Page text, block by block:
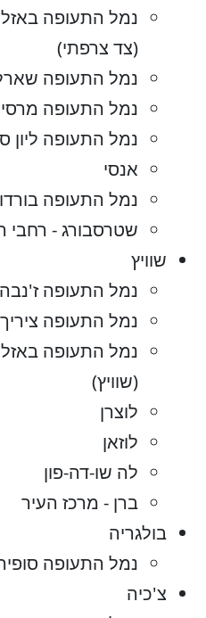
נמל התעופה באזל
(צד צרפתי)
נמל התעופה
נמל התעופה
נמל התעופה ליון
אנסי
נמל התעופה
שטרסבורג - רחבי
שוויץ
נמל התעופה ז'נבה
נמל התעופה ציריך
נמל התעופה באזל
(שוויץ)
לוצרן
לוזאן
לה שו-דה-פון
ברן - מרכז העיר
בולגריה
נמל התעופה
צ'כיה